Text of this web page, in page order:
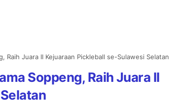
Raih Juara II Kejuaraan Pickleball se-Sulawesi Selatan
Soppeng, Raih Juara II